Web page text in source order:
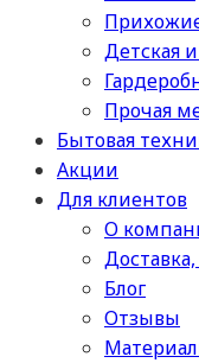
Детская
Прочая
Бытовая
Акции
Для клиентов
О
Блог
Отзывы